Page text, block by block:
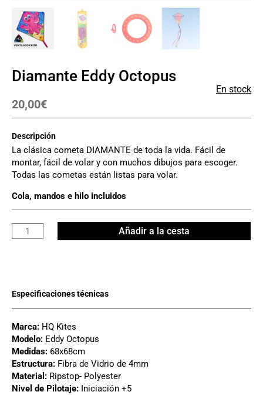
Diamante Eddy Octopus
20,00€
En stock
Descripción
La clásica cometa DIAMANTE de toda la vida. Fácil de
montar, fácil de volar y con muchos dibujos para escoger.
Todas las cometas están listas para volar.
Cola, mandos e hilo incluidos
Diamante
Eddy
Añadir a la cesta
Marca: HQ Kites
Modelo: Eddy Octopus
Medidas: 68x68cm
Estructura: Fibra de Vidrio de 4mm
Material: Ripstop- Polyester
Nivel de Pilotaje: Iniciación +5